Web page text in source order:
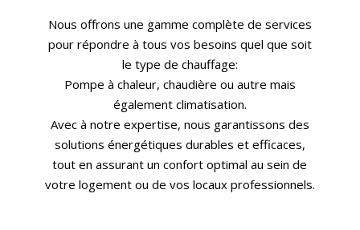
Nous offrons une gamme complète de services
pour répondre à tous vos besoins quel que soit
le type de chauffage:
Pompe à chaleur, chaudière ou autre mais
également climatisation.
Avec à notre expertise, nous garantissons des
solutions énergétiques durables et efficaces,
tout en assurant un confort optimal au sein de
votre logement ou de vos locaux professionnels.